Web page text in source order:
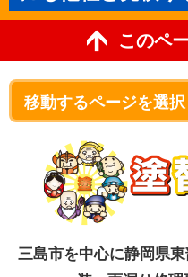
このペ
三島市を中心に静岡県